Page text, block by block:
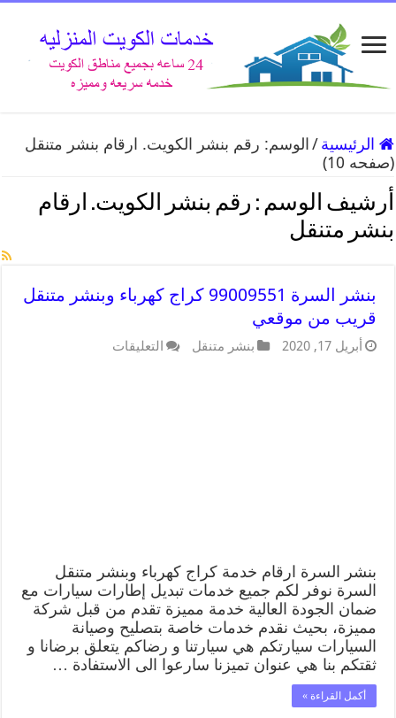
الرئيسية / الوسم: رقم بنشر الكويت. ارقام بنشر متنقل
(صفحه 10)
أرشيف الوسم : رقم بنشر الكويت. ارقام
بنشر متنقل
بنشر السرة 99009551 كراج كهرباء وبنشر متنقل
قريب من موقعي
أبريل 17, 2020 بنشر متنقل التعليقات
بنشر السرة ارقام خدمة كراج كهرباء وبنشر متنقل
السرة نوفر لكم جميع خدمات تبديل إطارات سيارات مع
ضمان الجودة العالية خدمة مميزة تقدم من قبل شركة
مميزة، بحيث نقدم خدمات خاصة بتصليح وصيانة
السيارات سيارتكم هي سيارتنا و رضاكم يتعلق برضانا و
ثقتكم بنا هي عنوان تميزنا سارعوا الى الاستفادة …
أكمل القراءة »